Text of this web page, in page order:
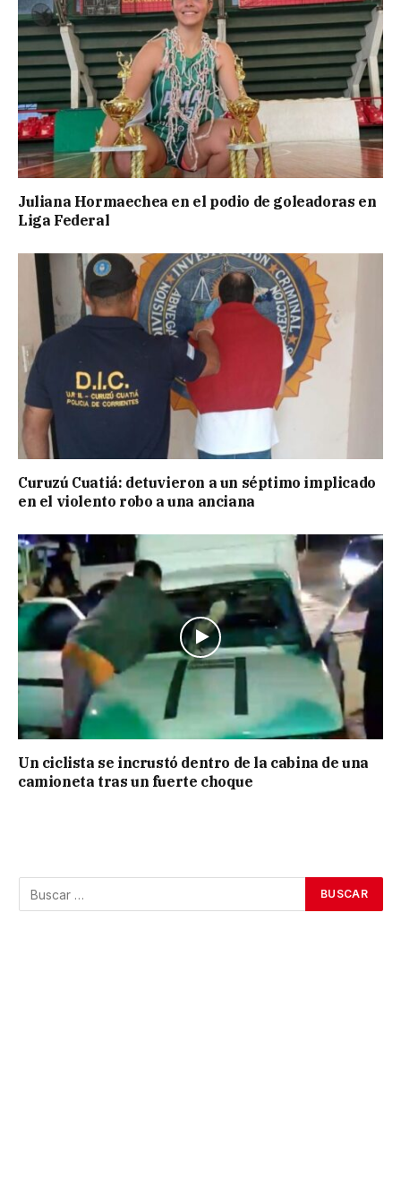
Juliana Hormaechea en el podio de goleadoras en
Liga Federal
Curuzú Cuatiá: detuvieron a un séptimo implicado
en el violento robo a una anciana
Un ciclista se incrustó dentro de la cabina de una
camioneta tras un fuerte choque